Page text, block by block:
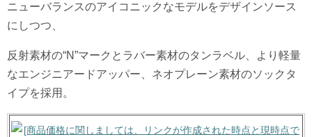
ニューバランスのアイコニックなモデルをデザインソース
にしつつ、
反射素材の“N”マークとラバー素材のタンラベル、より軽量
なエンジニアードアッパー、ネオプレーン素材のソックタ
イプを採用。